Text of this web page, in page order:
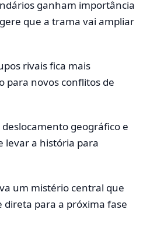
ganham importância
que a trama vai ampliar
rivais fica mais
para novos conflitos de
deslocamento geográfico e
levar a história para
um mistério central que
para a próxima fase